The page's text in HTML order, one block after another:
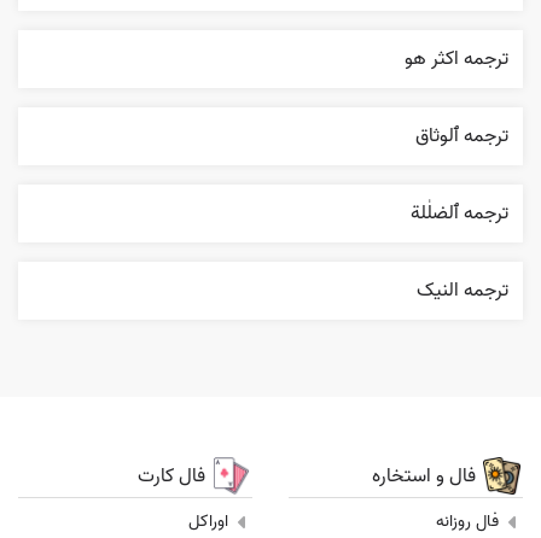
ترجمه اکثر هو
ترجمه ٱلوثاق
ترجمه ٱلضلٰلة
ترجمه النیک
فال و استخاره
فال روزانه
فال کارت
اوراکل